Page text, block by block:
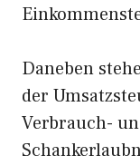
Daneben
der
Verbrauch-